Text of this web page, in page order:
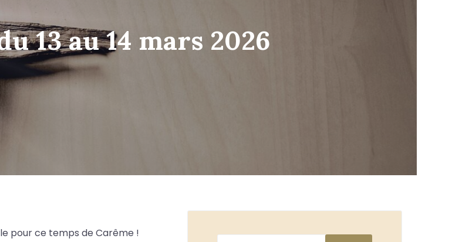
13 au 14 mars 2026
pour ce temps de Carême !